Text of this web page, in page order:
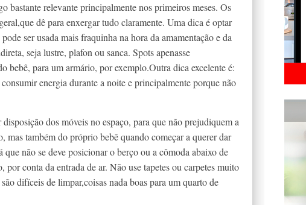
bastante relevante principalmente nos primeiros meses. Os
dê para enxergar tudo claramente. Uma dica é optar
ser usada mais fraquinha na hora da amamentação e da
seja lustre, plafon ou sanca. Spots apenasse
bebê, para um armário, por exemplo.Outra dica excelente é:
energia durante a noite e principalmente porque não
dos móveis no espaço, para que não prejudiquem a
mas também do próprio bebê quando começar a querer dar
que não se deve posicionar o berço ou a cômoda abaixo de
por conta da entrada de ar. Não use tapetes ou carpetes muito
difíceis de limpar,coisas nada boas para um quarto de